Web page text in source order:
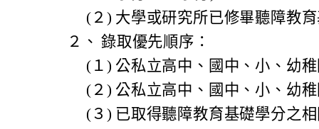
(２) 大學或研究所已修畢聽障教
２、 錄取優先順序：
(１) 公私立高中、國中、小、幼
(２) 公私立高中、國中、小、幼
(３) 已取得聽障教育基礎學分之